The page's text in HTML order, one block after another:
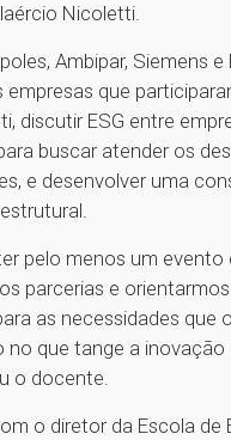
Nicoletti.
Ambipar, Siemens e
empresas que
discutir ESG entre
buscar atender os
e desenvolver uma
pelo menos um evento
parcerias e
as necessidades que
no que tange a inovação
o docente.
o diretor da Escola de